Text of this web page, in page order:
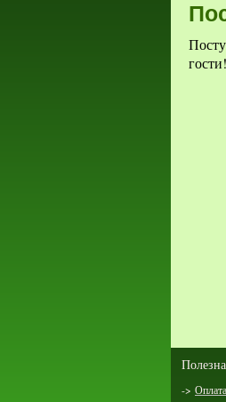
гости!
-> Оплата